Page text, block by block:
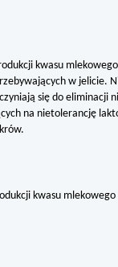
kwasu
w jelicie.
się do eliminacji
na nietolerancję
kwasu